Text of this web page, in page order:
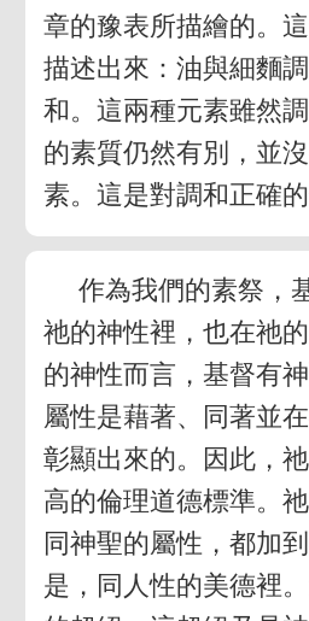
章的豫表所描繪的。
描述出來：油與細麵
和。這兩種元素雖然
的素質仍然有別，並
素。這是對調和正確的
作為我們的素祭，
祂的神性裡，也在祂
的神性而言，基督有
屬性是藉著、同著並
彰顯出來的。因此，
高的倫理道德標準。
同神聖的屬性，都加
是，同人性的美德裡